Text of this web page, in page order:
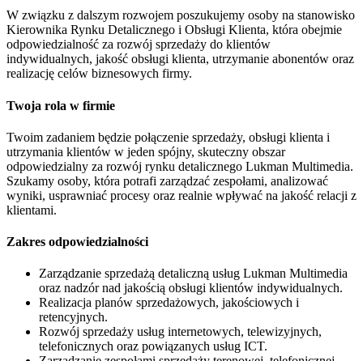
W związku z dalszym rozwojem poszukujemy osoby na stanowisko
Kierownika Rynku Detalicznego i Obsługi Klienta, która obejmie
odpowiedzialność za rozwój sprzedaży do klientów
indywidualnych, jakość obsługi klienta, utrzymanie abonentów oraz
realizację celów biznesowych firmy.
Twoja rola w firmie
Twoim zadaniem będzie połączenie sprzedaży, obsługi klienta i
utrzymania klientów w jeden spójny, skuteczny obszar
odpowiedzialny za rozwój rynku detalicznego Lukman Multimedia.
Szukamy osoby, która potrafi zarządzać zespołami, analizować
wyniki, usprawniać procesy oraz realnie wpływać na jakość relacji z
klientami.
Zakres odpowiedzialności
Zarządzanie sprzedażą detaliczną usług Lukman Multimedia
oraz nadzór nad jakością obsługi klientów indywidualnych.
Realizacja planów sprzedażowych, jakościowych i
retencyjnych.
Rozwój sprzedaży usług internetowych, telewizyjnych,
telefonicznych oraz powiązanych usług ICT.